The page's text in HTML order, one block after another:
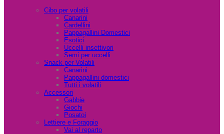
Cibo per volatili
Canarini
Cardellini
Pappagallini Domestici
Esotici
Uccelli insettivori
Semi per uccelli
Snack per Volatili
Canarini
Pappagallini domestici
Tutti i volatili
Accessori
Gabbie
Giochi
Posatoi
Lettiere e Foraggio
Vai al reparto